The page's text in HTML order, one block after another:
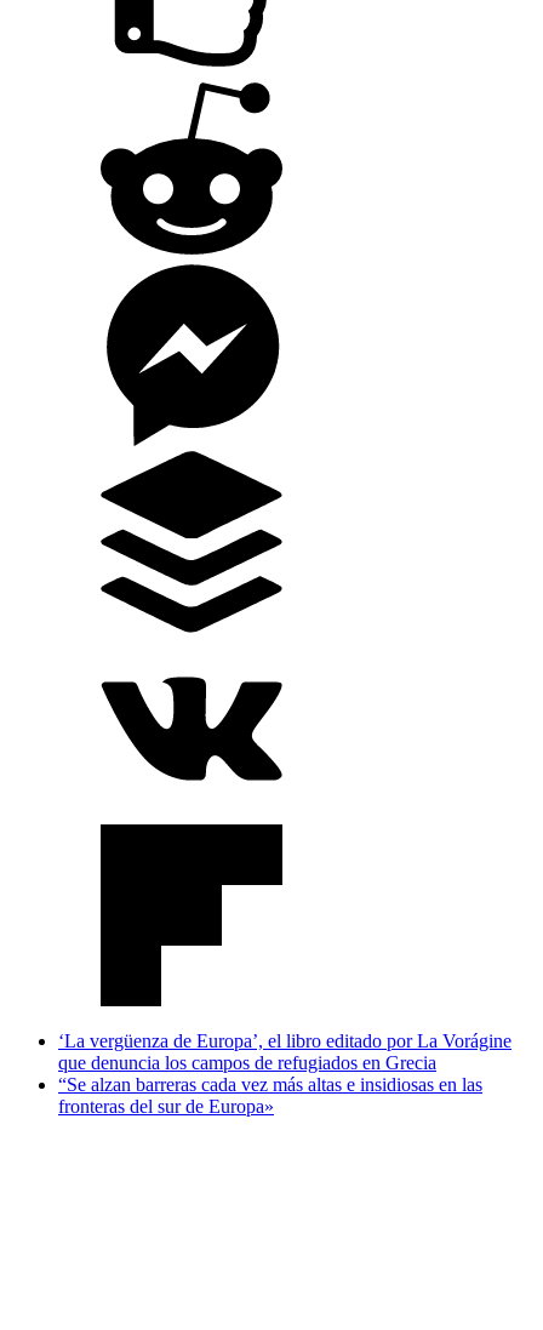
‘La vergüenza de Europa’, el libro editado por La Vorágine
que denuncia los campos de refugiados en Grecia
“Se alzan barreras cada vez más altas e insidiosas en las
fronteras del sur de Europa»